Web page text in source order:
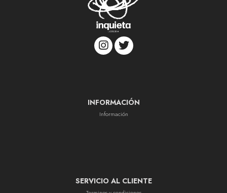
INFORMACIÓN
Información
SERVICIO AL CLIENTE